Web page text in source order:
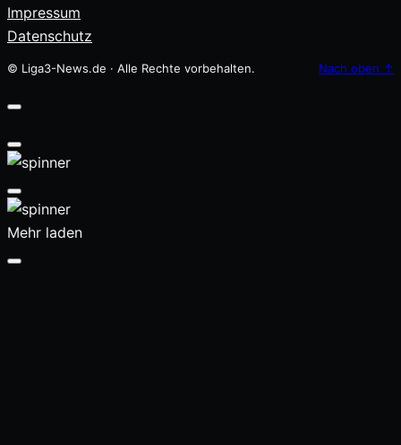
Impressum
Datenschutz
© Liga3-News.de · Alle Rechte vorbehalten. Nach oben ↑
Mehr laden